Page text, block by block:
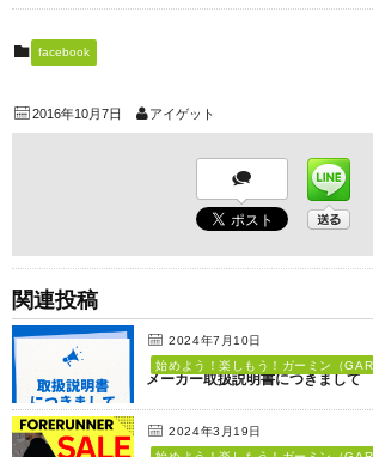
facebook
2016年10月7日 アイゲット
関連投稿
2024年7月10日
始めよう！楽しもう！ガーミン（
メーカー取扱説明書につきまして
2024年3月19日